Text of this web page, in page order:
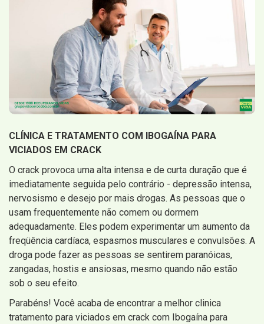
CLÍNICA E TRATAMENTO COM IBOGAÍNA PARA
VICIADOS EM CRACK
O crack provoca uma alta intensa e de curta duração que é
imediatamente seguida pelo contrário - depressão intensa,
nervosismo e desejo por mais drogas. As pessoas que o
usam frequentemente não comem ou dormem
adequadamente. Eles podem experimentar um aumento da
freqüência cardíaca, espasmos musculares e convulsões. A
droga pode fazer as pessoas se sentirem paranóicas,
zangadas, hostis e ansiosas, mesmo quando não estão
sob o seu efeito.
Parabéns! Você acaba de encontrar a melhor clinica
tratamento para viciados em crack com Ibogaína para